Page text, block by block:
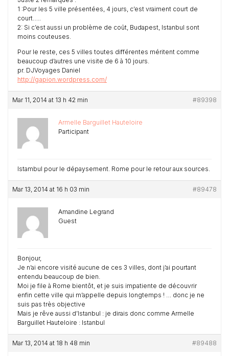
1 :Pour les 5 ville présentées, 4 jours, c’est vraiment court de
court…..
2: Si c’est aussi un problème de coût, Budapest, Istanbul sont
moins couteuses.
Pour le reste, ces 5 villes toutes différentes méritent comme
beaucoup d’autres une visite de 6 à 10 jours.
pr. DJVoyages Daniel
http://gapion.wordpress.com/
Mar 11, 2014 at 13 h 42 min #89398
Armelle Barguillet Hauteloire
Participant
Istambul pour le dépaysement. Rome pour le retour aux sources.
Mar 13, 2014 at 16 h 03 min #89478
Amandine Legrand
Guest
Bonjour,
Je n’ai encore visité aucune de ces 3 villes, dont j’ai pourtant
entendu beaucoup de bien.
Moi je file à Rome bientôt, et je suis impatiente de découvrir
enfin cette ville qui m’appelle depuis longtemps ! … donc je ne
suis pas très objective
Mais je rêve aussi d’Istanbul : je dirais donc comme Armelle
Barguillet Hauteloire : Istanbul
Mar 13, 2014 at 18 h 48 min #89488